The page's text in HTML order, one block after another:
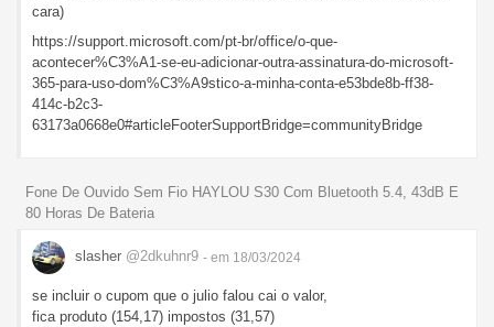
cara)
https://support.microsoft.com/pt-br/office/o-que-
acontecer%C3%A1-se-eu-adicionar-outra-assinatura-do-microsoft-
365-para-uso-dom%C3%A9stico-a-minha-conta-e53bde8b-ff38-
414c-b2c3-
63173a0668e0#articleFooterSupportBridge=communityBridge
Fone De Ouvido Sem Fio HAYLOU S30 Com Bluetooth 5.4, 43dB E
80 Horas De Bateria
slasher @2dkuhnr9 - em 18/03/2024
se incluir o cupom que o julio falou cai o valor,
fica produto (154,17) impostos (31,57)